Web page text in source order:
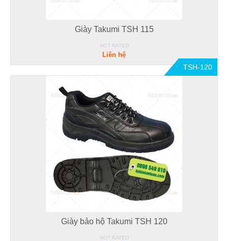
Giày Takumi TSH 115
NOT RATED
Liên hệ
TSH-120
Giày bảo hộ Takumi TSH 120
NOT RATED